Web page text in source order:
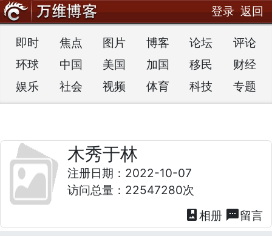
登录 返回
即时 焦点 图片 博客 论坛
评论
环球
中国 美国 加国 移民
财经
娱乐
社会 视频 体育 科技 专题
木秀于林
注册日期：2022-10-07
访问总量：22547280次
photo_album 相册 textsms留言